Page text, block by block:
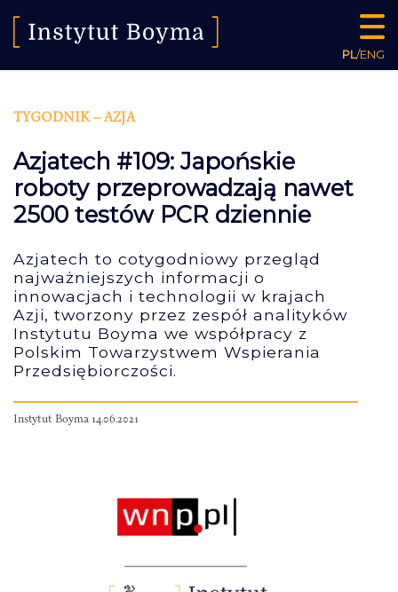
PL/ENG
TYGODNIK – AZJA
Azjatech #109: Japońskie
roboty przeprowadzają nawet
2500 testów PCR dziennie
Azjatech to cotygodniowy przegląd
najważniejszych informacji o
innowacjach i technologii w krajach
Azji, tworzony przez zespół analityków
Instytutu Boyma we współpracy z
Polskim Towarzystwem Wspierania
Przedsiębiorczości.
Instytut Boyma 14.06.2021